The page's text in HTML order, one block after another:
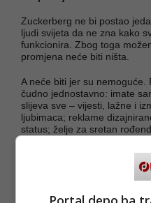
Zuckerberg ne bi postao
ljudi svijeta da ne zna kako
funkcionira. Zbog toga
promjena neće biti ništa.
A neće biti jer su
čudno jednostavno: imate
slijeva sve – vijesti, lažne i
ljubimaca; reklame
status; želje za sretan
politička agitacija i
nikakva reda i ako nešto